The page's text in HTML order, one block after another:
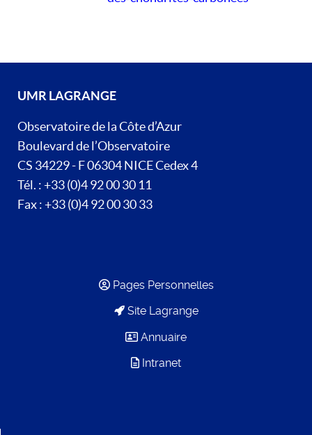
UMR LAGRANGE
Observatoire de la Côte d’Azur
Boulevard de l’Observatoire
CS 34229 - F 06304 NICE Cedex 4
Tél. : +33 (0)4 92 00 30 11
Fax : +33 (0)4 92 00 30 33
Pages Personnelles
Site Lagrange
Annuaire
Intranet